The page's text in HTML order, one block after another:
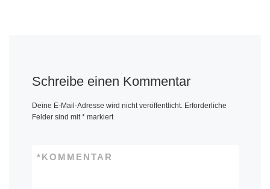
Schreibe einen Kommentar
Deine E-Mail-Adresse wird nicht veröffentlicht. Erforderliche
Felder sind mit *markiert
KOMMENTAR
*